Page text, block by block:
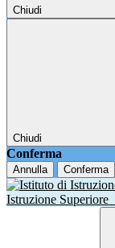
Chiudi
Chiudi
Conferma
Annulla Conferma
Istruzione Superiore